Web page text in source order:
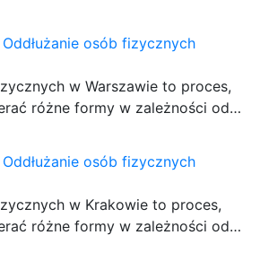
Oddłużanie osób fizycznych
w Warszawie to proces,
różne formy w zależności od…
Oddłużanie osób fizycznych
w Krakowie to proces,
różne formy w zależności od…